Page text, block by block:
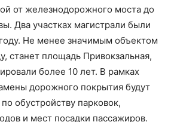
от железнодорожного моста до
Два участках магистрали были
Не менее значимым объектом
станет площадь Привокзальная,
более 10 лет. В рамках
дорожного покрытия будут
обустройству парковок,
и мест посадки пассажиров.